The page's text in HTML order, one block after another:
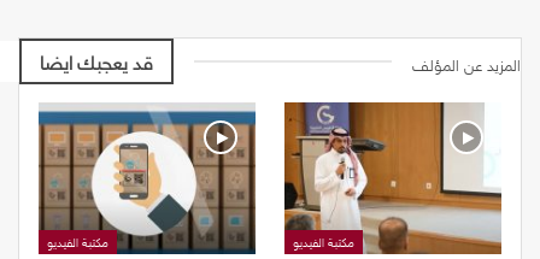
قد يعجبك ايضا المزيد عن المؤلف
مكتبة الفيديو مكتبة الفيديو